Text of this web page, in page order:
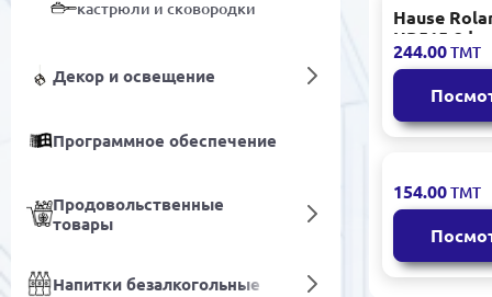
кастрюли и сковородки
Декор и освещение
Программное обеспечение
Продовольственные
товары
Напитки безалкогольные
Hause
HR515-2 |
френч 1000
стекло/
244.00ТМТ
MY MY-218 |
пресс,
прочная
154.00ТМТ